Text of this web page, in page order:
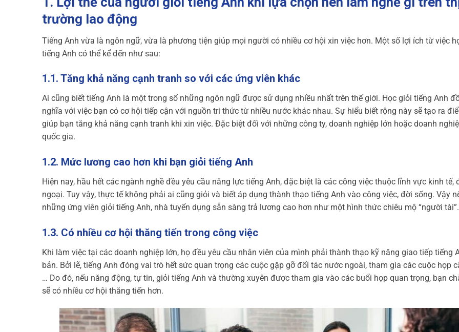
trường lao động
Tiếng Anh vừa là ngôn ngữ, vừa là phương tiện giúp mọi người có nhiều cơ hội xin việc hơn. Một số lợi ích từ việc
tiếng Anh có thể kể đến như sau:
1.1. Tăng khả năng cạnh tranh so với các ứng viên khác
Ai cũng biết tiếng Anh là một trong số những ngôn ngữ được sử dụng nhiều nhất trên thế giới. Học giỏi tiếng Anh
nghĩa với việc bạn có cơ hội tiếp cận với nguồn tri thức từ nhiều nước khác nhau. Sự hiểu biết rộng này sẽ tạo ra
giúp bạn tăng khả năng cạnh tranh khi xin việc. Đặc biệt đối với những công ty, doanh nghiệp lớn hoặc doanh
quốc gia.
1.2. Mức lương cao hơn khi bạn giỏi tiếng Anh
Hiện nay, hầu hết các ngành nghề đều yêu cầu năng lực tiếng Anh, đặc biệt là các công việc thuộc lĩnh vực kinh tế,
ngoại. Tuy vậy, thực tế không phải ai cũng giỏi và biết áp dụng thành thạo tiếng Anh vào công việc, đời sống. Vậy
những ứng viên giỏi tiếng Anh, nhà tuyển dụng sẵn sàng trả lương cao hơn như một hình thức chiêu mộ “người tài”.
1.3. Có nhiều cơ hội thăng tiến trong công việc
Khi làm việc tại các doanh nghiệp lớn, họ đều yêu cầu nhân viên của mình phải thành thạo kỹ năng giao tiếp tiếng
bản. Bởi lẽ, tiếng Anh đóng vai trò hết sức quan trọng các cuộc gặp gỡ đối tác nước ngoài, tham gia các cuộc họp
… Do đó, nếu năng động, tự tin, giỏi tiếng Anh và thường xuyên được tham gia vào các buổi họp quan trọng, bạn
sẽ có nhiều cơ hội thăng tiến hơn.